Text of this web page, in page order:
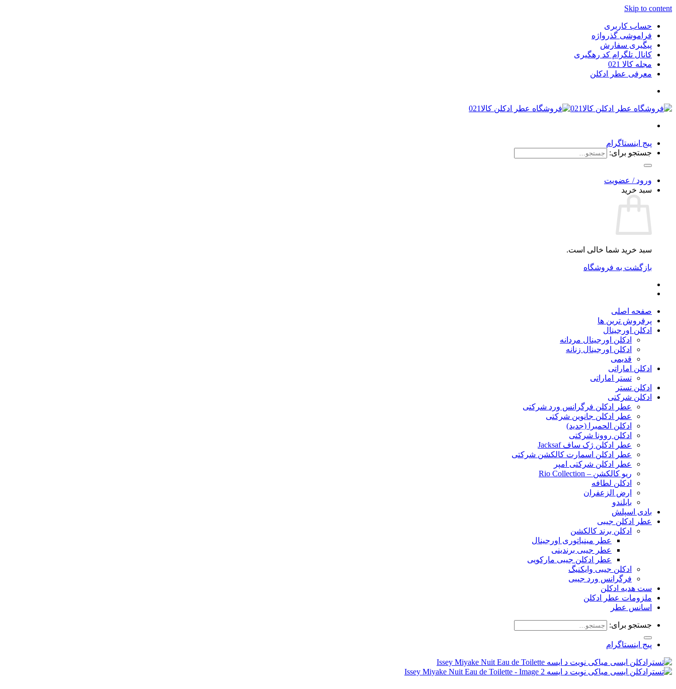
Skip to content
حساب کاربری
فراموشی گذرواژه
پیگیری سفارش
کانال تلگرام کد رهگیری
مجله کالا 021
معرفی عطر ادکلن
پیج اینستاگرام
جستجو برای:
ورود / عضویت
سبد خرید
سبد خرید شما خالی است.
بازگشت به فروشگاه
صفحه اصلی
پرفروش ترین ها
ادکلن اورجینال
ادکلن اورجینال مردانه
ادکلن اورجینال زنانه
قدیمی
ادکلن اماراتی
تستر اماراتی
ادکلن تستر
ادکلن شرکتی
عطر ادکلن فرگرانس ورد شرکتی
عطر ادکلن جانوین شرکتی
ادکلن الحمبرا (جدید)
ادکلن روونا شرکتی
عطر ادکلن ژک‌ ساف Jacksaf
عطر ادکلن اسمارت کالکشن شرکتی
عطر ادکلن شرکتی امپر
ریو کالکشن – Rio Collection
ادکلن لطافه
ارض الزعفران
بایلندو
بادی اسپلش
عطر ادکلن جیبی
ادکلن برند کالکشن
عطر مینیاتوری اورجینال
عطر جیبی برندینی
عطر ادکلن جیبی مارکویی
ادکلن جیبی وایکنیگ
فرگرانس ورد جیبی
ست هدیه ادکلن
ملزومات عطر ادکلن
اسانس عطر
جستجو برای:
پیج اینستاگرام